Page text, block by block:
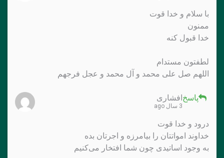
با سلام و خدا قوت
ممنون
خدا قبول کنه
لطفتون مستدام
اللهم صل علی محمد و آل محمد و عجل فرجهم
پاسخافشاری
3 سال ago
درود و خدا قوت
خداوند امواتتان را بیامرزه و اجرتان بده
به وجود اساتیدی چون شما افتخار می‌کنیم